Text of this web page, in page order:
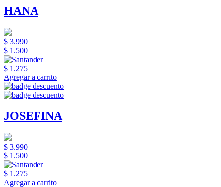
HANA
$ 3.990
$ 1.500
$ 1.275
Agregar a carrito
JOSEFINA
$ 3.990
$ 1.500
$ 1.275
Agregar a carrito